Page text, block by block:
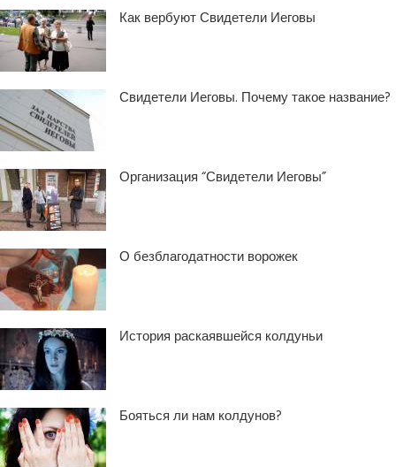
Как вербуют Свидетели Иеговы
Свидетели Иеговы. Почему такое название?
Организация “Свидетели Иеговы”
О безблагодатности ворожек
История раскаявшейся колдуньи
Бояться ли нам колдунов?